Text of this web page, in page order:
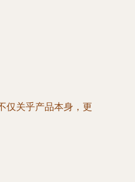
仅关乎产品本身，更